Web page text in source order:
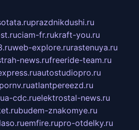
prazdnikdushi.ru
ciam-fr.rukraft-you.ru
web-explore.rurastenuya.ru
news.rufreeride-team.ru
autostudiopro.ru
pornv.ruatlantpereezd.ru
a-cdc.ruelektrostal-news.ru
budem-znakomye.ru
emfire.rupro-otdelky.ru